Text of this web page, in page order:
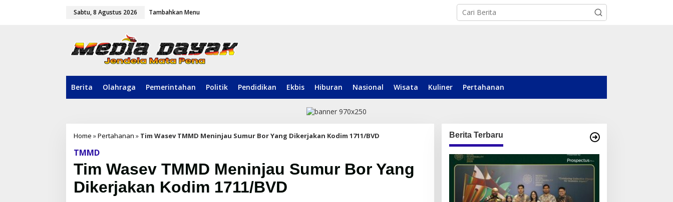
Sabtu, 8 Agustus 2026 Tambahkan Menu
Berita Olahraga Pemerintahan Politik Pendidikan Ekbis Hiburan Nasional Wisata Kuliner Pertahanan
Home »Pertahanan » Tim Wasev TMMD Meninjau Sumur Bor Yang Dikerjakan Kodim 1711/BVD
TMMD
Tim Wasev TMMD Meninjau Sumur Bor Yang
Dikerjakan Kodim 1711/BVD
Berita Terbaru